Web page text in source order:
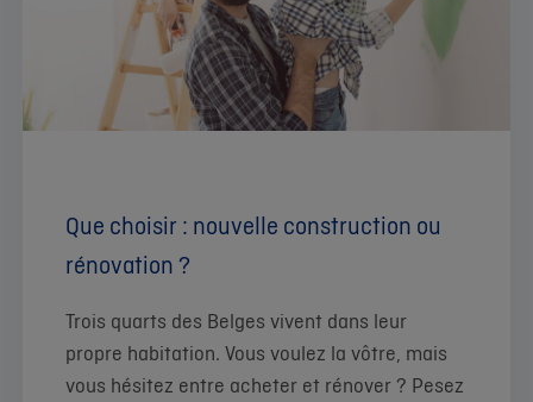
Que choisir : nouvelle construction ou
rénovation ?
Trois quarts des Belges vivent dans leur
propre habitation. Vous voulez la vôtre, mais
vous hésitez entre acheter et rénover ? Pesez